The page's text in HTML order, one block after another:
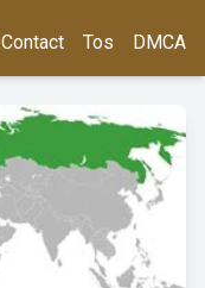
Contact Tos DMCA